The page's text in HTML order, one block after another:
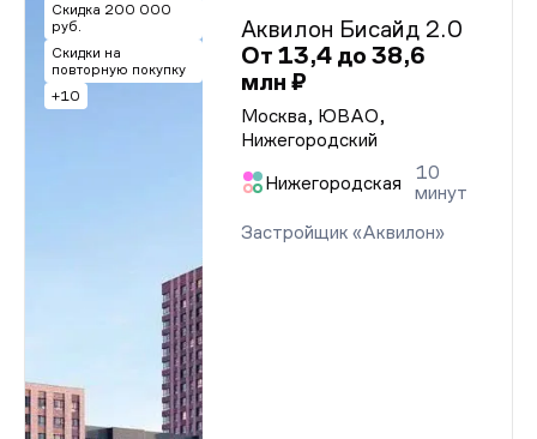
Скидка 200 000
руб.
Скидки на
повторную покупку
+10
Аквилон Бисайд 2.0
От 13,4 до 38,6
млн ₽
Москва, ЮВАО,
Нижегородский
Нижегородская
10
минут
Застройщик «Аквилон»